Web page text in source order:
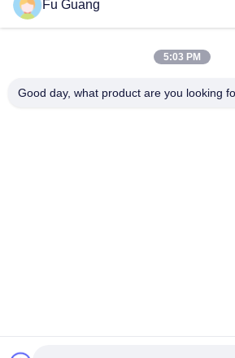
주소
급업체. 저작권 © 2024-2026 Anhui
Fu Guang
5:03 PM
Good day, what product are you looking